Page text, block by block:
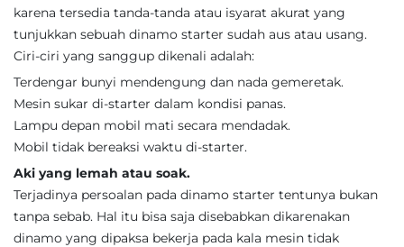
karena tersedia tanda-tanda atau isyarat akurat yang
tunjukkan sebuah dinamo starter sudah aus atau usang.
Ciri-ciri yang sanggup dikenali adalah:
Terdengar bunyi mendengung dan nada gemeretak.
Mesin sukar di-starter dalam kondisi panas.
Lampu depan mobil mati secara mendadak.
Mobil tidak bereaksi waktu di-starter.
Aki yang lemah atau soak.
Terjadinya persoalan pada dinamo starter tentunya bukan
tanpa sebab. Hal itu bisa saja disebabkan dikarenakan
dinamo yang dipaksa bekerja pada kala mesin tidak